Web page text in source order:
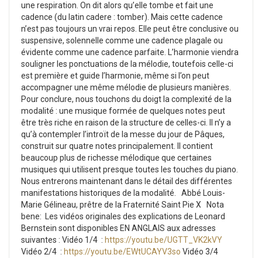
une respiration. On dit alors qu’elle tombe et fait une
cadence (du latin cadere : tomber). Mais cette cadence
n’est pas toujours un vrai repos. Elle peut être conclusive ou
suspensive, solennelle comme une cadence plagale ou
évidente comme une cadence parfaite. L’harmonie viendra
souligner les ponctuations de la mélodie, toutefois celle-ci
est première et guide l’harmonie, même si l’on peut
accompagner une même mélodie de plusieurs manières.
Pour conclure, nous touchons du doigt la complexité de la
modalité : une musique formée de quelques notes peut
être très riche en raison de la structure de celles-ci. Il n’y a
qu’à contempler l’introït de la messe du jour de Pâques,
construit sur quatre notes principalement. Il contient
beaucoup plus de richesse mélodique que certaines
musiques qui utilisent presque toutes les touches du piano.
Nous entrerons maintenant dans le détail des différentes
manifestations historiques de la modalité.
Abbé Louis-
Marie Gélineau, prêtre de la Fraternité Saint Pie X
Nota
bene: Les vidéos originales des explications de Leonard
Bernstein sont disponibles EN ANGLAIS aux adresses
suivantes : Vidéo 1/4 : https://youtu.be/UGTT_VK2kVY
Vidéo 2/4 : https://youtu.be/EWtUCAYV3so Vidéo 3/4